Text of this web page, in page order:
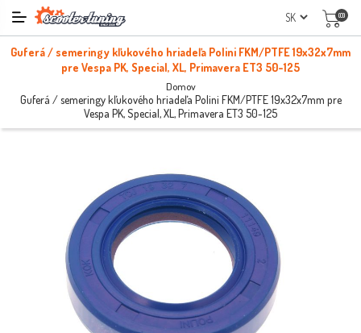
(0)
Guferá / semeringy kľukového hriadeľa Polini FKM/PTFE 19x32x7mm
pre Vespa PK, Special, XL, Primavera ET3 50-125
Domov
Guferá / semeringy kľukového hriadeľa Polini FKM/PTFE 19x32x7mm pre
Vespa PK, Special, XL, Primavera ET3 50-125